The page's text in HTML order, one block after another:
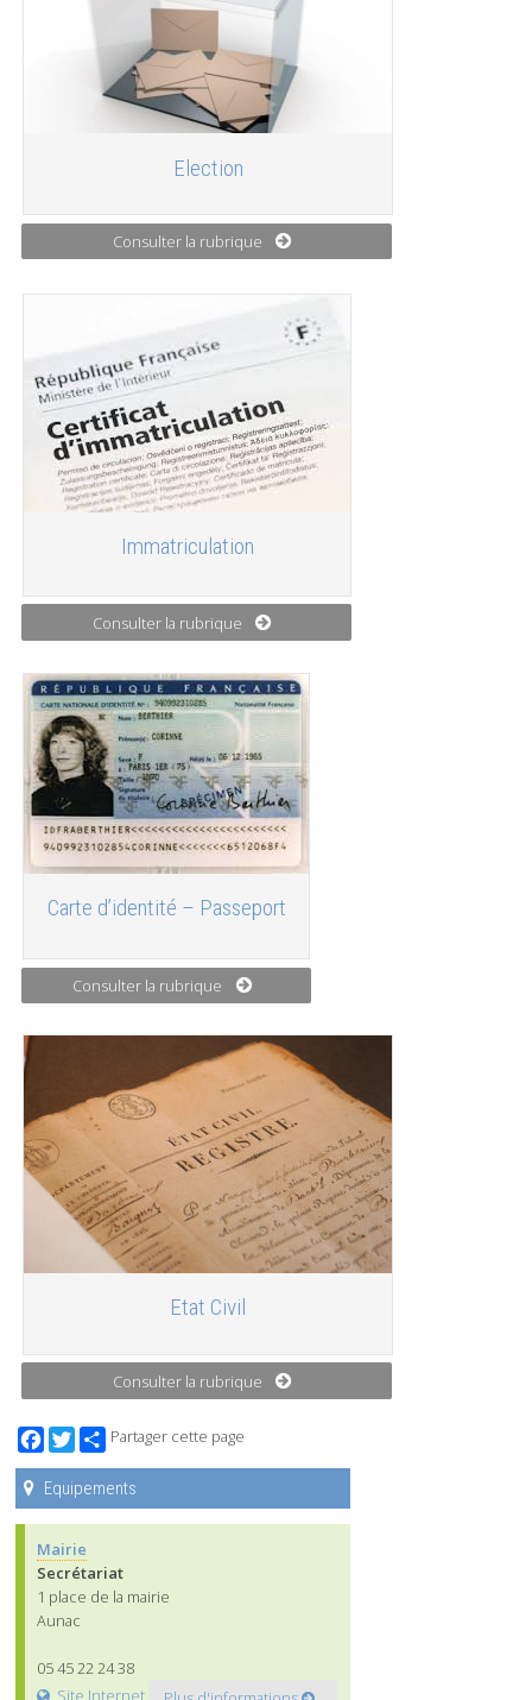
Election
Consulter la rubrique
Immatriculation
Consulter la rubrique
Carte d’identité – Passeport
Consulter la rubrique
Etat Civil
Consulter la rubrique
Facebook
TwitterPartager cette page
Equipements
Mairie
Secrétariat
1 place de la mairie
Aunac
05 45 22 24 38
Site Internet